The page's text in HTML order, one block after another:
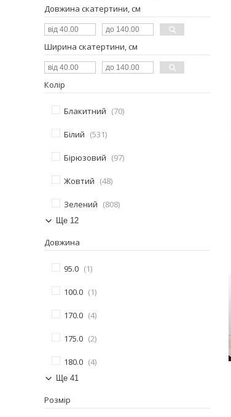
Довжина скатертини, см
Ширина скатертини, см
Колір
Блакитний 70
Білий 531
Бірюзовий 97
Жовтий 48
Зелений 808
Ще 12
Довжина
95.0 1
100.0 1
170.0 4
175.0 2
180.0 4
Ще 41
Розмір